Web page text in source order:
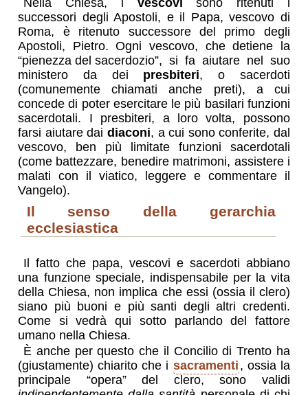
successori degli Apostoli, e il Papa, vescovo di
Roma, è ritenuto successore del primo degli
Apostoli, Pietro. Ogni vescovo, che detiene la
“pienezza del sacerdozio”, si fa aiutare nel suo
ministero da dei presbiteri, o sacerdoti
(comunemente chiamati anche preti), a cui
concede di poter esercitare le più basilari funzioni
sacerdotali. I presbiteri, a loro volta, possono
farsi aiutare dai diaconi, a cui sono conferite, dal
vescovo, ben più limitate funzioni sacerdotali
(come battezzare, benedire matrimoni, assistere i
malati con il viatico, leggere e commentare il
Vangelo).
il senso della gerarchia
ecclesiastica
Il fatto che papa, vescovi e sacerdoti abbiano
una funzione speciale, indispensabile per la vita
della Chiesa, non implica che essi (ossia il clero)
siano più buoni e più santi degli altri credenti.
Come si vedrà qui sotto parlando del fattore
umano nella Chiesa.
È anche per questo che il Concilio di Trento ha
(giustamente) chiarito che i sacramenti , ossia la
principale “opera” del clero, sono validi